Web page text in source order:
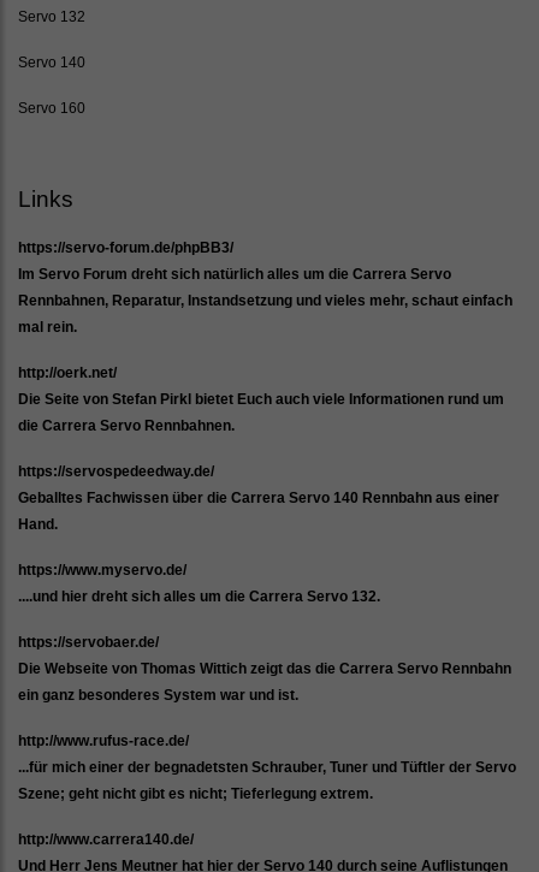
Servo 132
Servo 140
Servo 160
Links
https://servo-forum.de/phpBB3/
Im Servo Forum dreht sich natürlich alles um die Carrera Servo
Rennbahnen, Reparatur, Instandsetzung und vieles mehr, schaut einfach
mal rein.
http://oerk.net/
Die Seite von Stefan Pirkl bietet Euch auch viele Informationen rund um
die Carrera Servo Rennbahnen.
https://servospedeedway.de/
Geballtes Fachwissen über die Carrera Servo 140 Rennbahn aus einer
Hand.
https://www.myservo.de/
....und hier dreht sich alles um die Carrera Servo 132.
https://servobaer.de/
Die Webseite von Thomas Wittich zeigt das die Carrera Servo Rennbahn
ein ganz besonderes System war und ist.
http://www.rufus-race.de/
...für mich einer der begnadetsten Schrauber, Tuner und Tüftler der Servo
Szene; geht nicht gibt es nicht; Tieferlegung extrem.
http://www.carrera140.de/
Und Herr Jens Meutner hat hier der Servo 140 durch seine Auflistungen